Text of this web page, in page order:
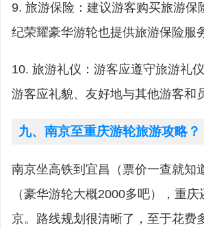
9. 旅游保险：建议游客购买旅游
纪荣耀豪华游轮也提供旅游保险服
10. 旅游礼仪：游客应遵守旅游礼
游客应礼貌、友好地与其他游客和
九、南京至重庆游轮旅游攻略？
南京坐高铁到宜昌（票价一查就知
（豪华游轮大概2000多吧），重
京。路线规划很清晰了，至于花费